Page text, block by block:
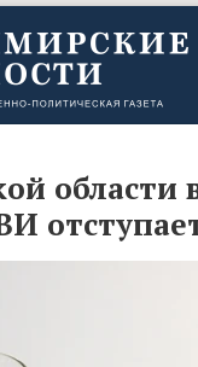
области